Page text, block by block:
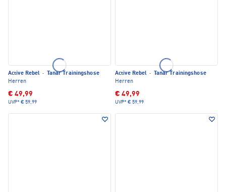
Active Rebel ·
Tanar Trainingshose
Herren
€ 49,99
UVP* € 59,99
Active Rebel ·
Tanar Trainingshose
Herren
€ 49,99
UVP* € 59,99